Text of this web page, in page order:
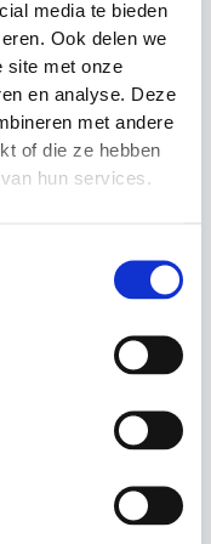
media te bieden
Ook delen we
site met onze
en analyse. Deze
met andere
of die ze hebben
hun services.
Fitness
€4.99